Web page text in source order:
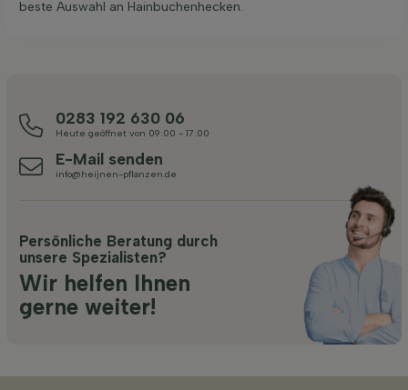
beste Auswahl an Hainbuchenhecken.
0283 192 630 06
Heute geöffnet von 09:00 - 17:00
E-Mail senden
info@heijnen-pflanzen.de
Persönliche Beratung durch
unsere Spezialisten?
Wir helfen Ihnen
gerne weiter!